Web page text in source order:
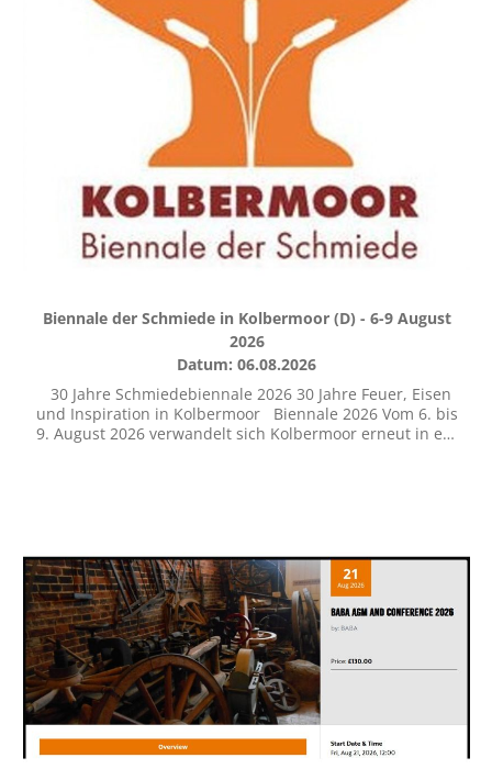
Biennale der Schmiede in Kolbermoor (D) - 6-9 August
2026
Datum: 06.08.2026
30 Jahre Schmiedebiennale 2026 30 Jahre Feuer, Eisen
und Inspiration in Kolbermoor Biennale 2026 Vom 6. bis
9. August 2026 verwandelt sich Kolbermoor erneut in ein
lebendige Verbindung von Handwerk, Kunst und
Gemeinschaft. Im nächsten Jahr richtet sich der Blick
über die Alpen – denn das Gastland 2026 ist Österreich,
dessen Schmiedekultur eine ebenso lange wie
beeindruckende Geschichte aufweist. Schmiedinnen
und Schmiede aus Deutschland, Österreich, der Schweiz
und ganz Europa werden in Kolbermoor erwartet. In
vielen Feuern, entsteht auf Platz vor dem Alten Rathaus
ein lebendiges Festival der Formen und Funken. Jugend:
Projekt „Baumschutzgitter“ Das Jubiläum steht im
Zeichen der Zukunft: Es ist wieder ein Jungschmiede-